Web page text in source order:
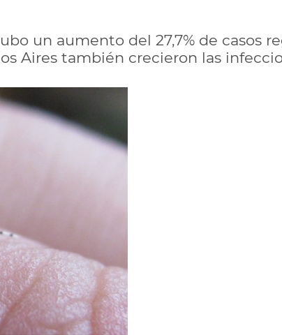
un aumento del 27,7% de casos
Aires también crecieron las